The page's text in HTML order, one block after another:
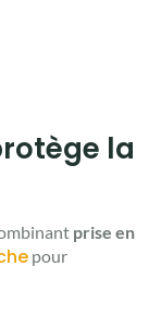
la
prise en
pour